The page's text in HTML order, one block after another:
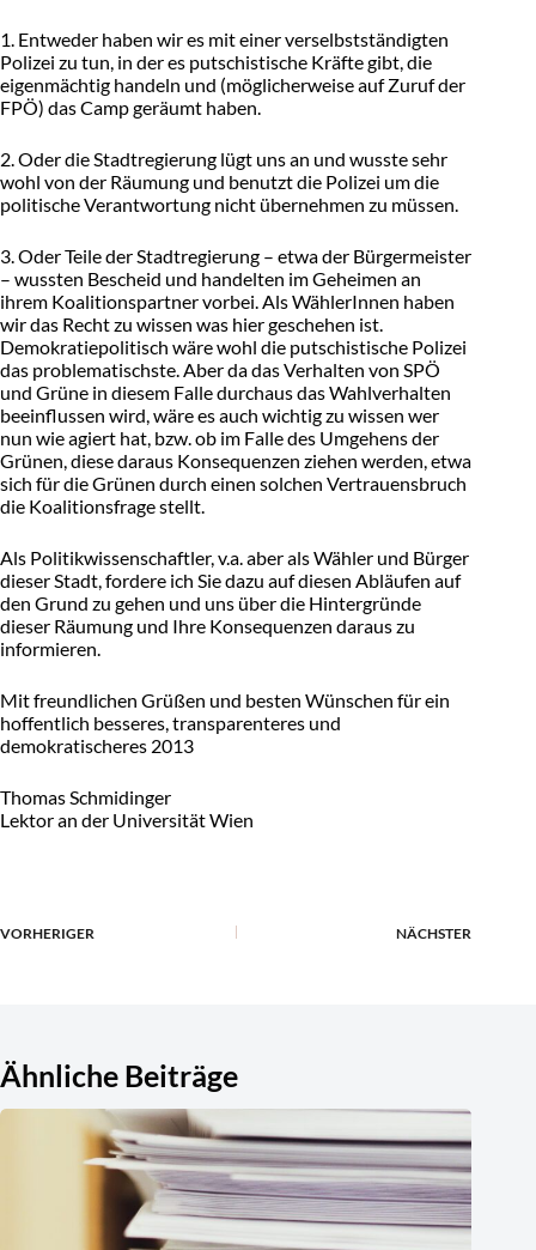
1. Entweder haben wir es mit einer verselbstständigten
Polizei zu tun, in der es putschistische Kräfte gibt, die
eigenmächtig handeln und (möglicherweise auf Zuruf der
FPÖ) das Camp geräumt haben.
2. Oder die Stadtregierung lügt uns an und wusste sehr
wohl von der Räumung und benutzt die Polizei um die
politische Verantwortung nicht übernehmen zu müssen.
3. Oder Teile der Stadtregierung – etwa der Bürgermeister
– wussten Bescheid und handelten im Geheimen an
ihrem Koalitionspartner vorbei. Als WählerInnen haben
wir das Recht zu wissen was hier geschehen ist.
Demokratiepolitisch wäre wohl die putschistische Polizei
das problematischste. Aber da das Verhalten von SPÖ
und Grüne in diesem Falle durchaus das Wahlverhalten
beeinflussen wird, wäre es auch wichtig zu wissen wer
nun wie agiert hat, bzw. ob im Falle des Umgehens der
Grünen, diese daraus Konsequenzen ziehen werden, etwa
sich für die Grünen durch einen solchen Vertrauensbruch
die Koalitionsfrage stellt.
Als Politikwissenschaftler, v.a. aber als Wähler und Bürger
dieser Stadt, fordere ich Sie dazu auf diesen Abläufen auf
den Grund zu gehen und uns über die Hintergründe
dieser Räumung und Ihre Konsequenzen daraus zu
informieren.
Mit freundlichen Grüßen und besten Wünschen für ein
hoffentlich besseres, transparenteres und
demokratischeres 2013
Thomas Schmidinger
Lektor an der Universität Wien
VORHERIGER NÄCHSTER
Ähnliche Beiträge